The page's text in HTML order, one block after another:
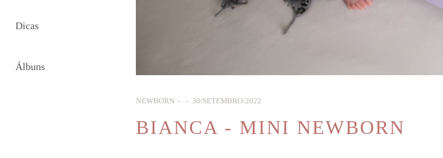
Dicas
Álbuns
NEWBORN 30/SETEMBRO/2022
BIANCA - MINI NEWBORN